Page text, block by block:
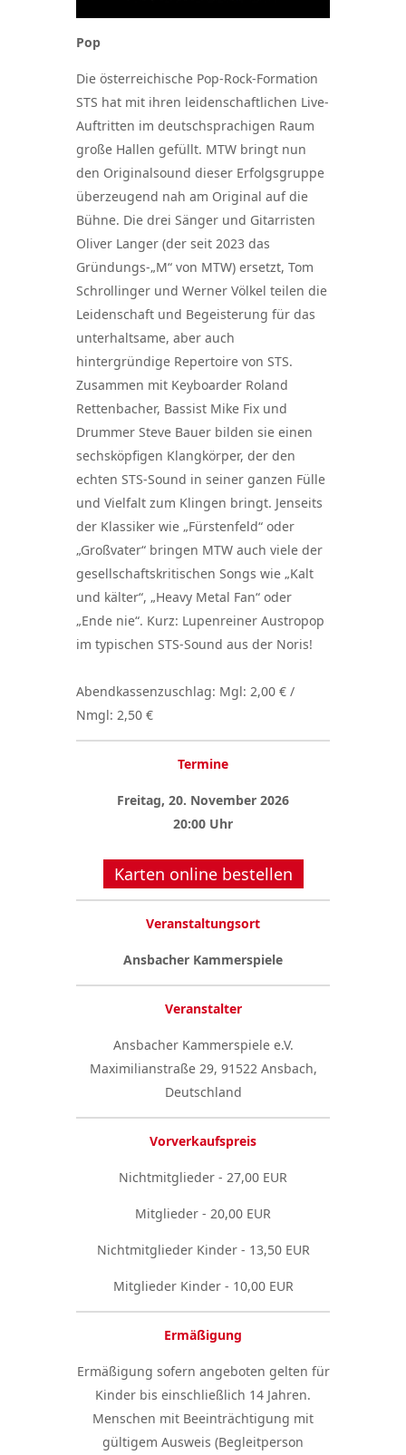
Pop
Die österreichische Pop-Rock-Formation
STS hat mit ihren leidenschaftlichen Live-
Auftritten im deutschsprachigen Raum
große Hallen gefüllt. MTW bringt nun
den Originalsound dieser Erfolgsgruppe
überzeugend nah am Original auf die
Bühne. Die drei Sänger und Gitarristen
Oliver Langer (der seit 2023 das
Gründungs-„M“ von MTW) ersetzt, Tom
Schrollinger und Werner Völkel teilen die
Leidenschaft und Begeisterung für das
unterhaltsame, aber auch
hintergründige Repertoire von STS.
Zusammen mit Keyboarder Roland
Rettenbacher, Bassist Mike Fix und
Drummer Steve Bauer bilden sie einen
sechsköpfigen Klangkörper, der den
echten STS-Sound in seiner ganzen Fülle
und Vielfalt zum Klingen bringt. Jenseits
der Klassiker wie „Fürstenfeld“ oder
„Großvater“ bringen MTW auch viele der
gesellschaftskritischen Songs wie „Kalt
und kälter“, „Heavy Metal Fan“ oder
„Ende nie“. Kurz: Lupenreiner Austropop
im typischen STS-Sound aus der Noris!
Abendkassenzuschlag: Mgl: 2,00 € /
Nmgl: 2,50 €
Termine
Freitag, 20. November 2026
20:00 Uhr
Karten online bestellen
Veranstaltungsort
Ansbacher Kammerspiele
Veranstalter
Ansbacher Kammerspiele e.V.
Maximilianstraße 29, 91522 Ansbach,
Deutschland
Vorverkaufspreis
Nichtmitglieder - 27,00 EUR
Mitglieder - 20,00 EUR
Nichtmitglieder Kinder - 13,50 EUR
Mitglieder Kinder - 10,00 EUR
Ermäßigung
Ermäßigung sofern angeboten gelten für
Kinder bis einschließlich 14 Jahren.
Menschen mit Beeinträchtigung mit
gültigem Ausweis (Begleitperson